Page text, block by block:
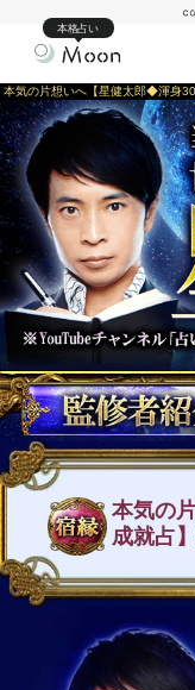
本格占い
本気の片想いへ【星健太郎◆渾身
本気の
成就占